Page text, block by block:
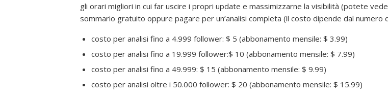
gli orari migliori in cui far uscire i propri update e massimizzarne la visibilità (potete
sommario gratuito oppure pagare per un’analisi completa (il costo dipende dal
costo per analisi fino a 4.999 follower: $ 5 (abbonamento mensile: $ 3.99)
costo per analisi fino a 19.999 follower:$ 10 (abbonamento mensile: $ 7.99)
costo per analisi fino a 49.999: $ 15 (abbonamento mensile: $ 9.99)
costo per analisi oltre i 50.000 follower: $ 20 (abbonamento mensile: $ 15.99)